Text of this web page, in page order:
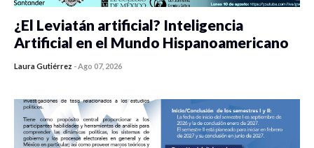
¿El Leviatán artificial? Inteligencia
Artificial en el Mundo Hispanoamericano
Laura Gutiérrez -Ago 07, 2026